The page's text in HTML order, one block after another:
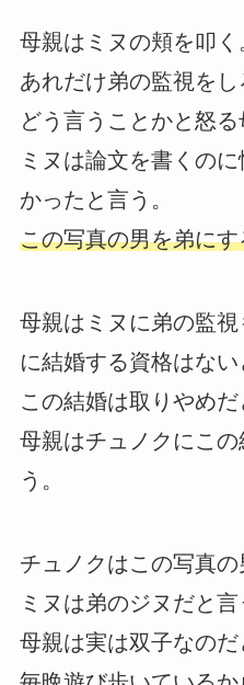
母親はミヌの頬を叩く
あれだけ弟の監視を
どう言うことかと怒る
ミヌは論文を書くの
かったと言う。
この写真の男を弟に
母親はミヌに弟の監
に結婚する資格はない
この結婚は取りやめだ
母親はチュノクにこ
う。
チュノクはこの写真の
ミヌは弟のジヌだと言
母親は実は双子なのだ